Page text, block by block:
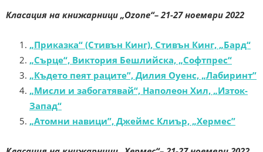
Класация на книжарници „Ozone“– 21-27 ноември 2022
„Приказка“ (Стивън Кинг), Стивън Кинг, „Бард“
„Сърце“, Виктория Бешлийска, „Софтпрес“
„Където пеят раците”, Дилия Оуенс, „Лабиринт”
„Мисли и забогатявай“, Наполеон Хил, „Изток-
Запад“
„Атомни навици”, Джеймс Клиър, „Хермес”